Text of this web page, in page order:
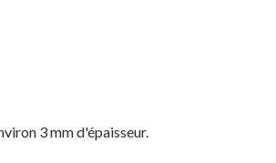
3 mm d'épaisseur.